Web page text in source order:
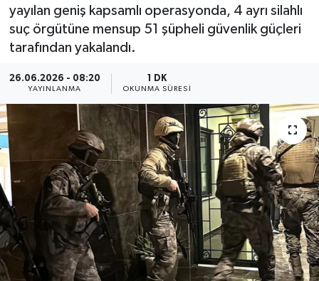
yayılan geniş kapsamlı operasyonda, 4 ayrı silahlı
suç örgütüne mensup 51 şüpheli güvenlik güçleri
tarafından yakalandı.
26.06.2026 - 08:20
YAYINLANMA
1 DK
OKUNMA SÜRESI
Gündem
Magazin
Sağlık
Siyaset
Teknoloji
Türkiye
Son Dakika Haberleri
Haber Arşivi